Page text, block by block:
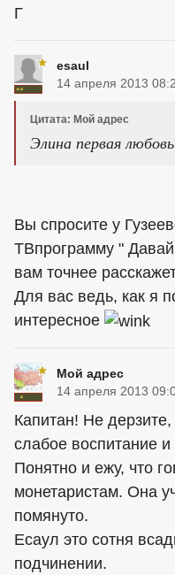
Г
esaul
14 апреля 2013
Цитата: Мой адрес
Элина первая
Вы спросите у
ТВпрограмму "
вам точнее
Для вас ведь, как я
интересное
Мой адрес
14 апреля 2013
Капитан! Не
слабое воспитание
Понятно и ежу, что
монетаристам. Она
помянуто.
Есаул это сотня
подчинении.